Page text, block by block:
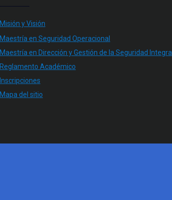
Misión y Visión
Maestría en Seguridad Operacional
Maestría en Dirección y Gestión de la Seguridad Integral
Reglamento Académico
Inscripciones
Mapa del sitio